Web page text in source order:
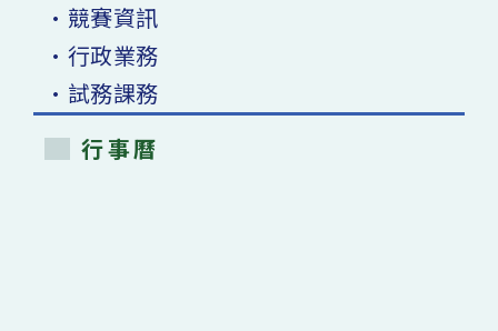
•競賽資訊
•行政業務
•試務課務
行事曆